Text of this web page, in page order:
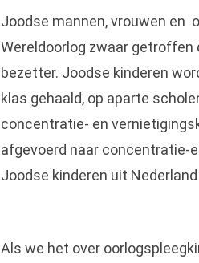
Joodse mannen, vrouwen en
Wereldoorlog zwaar getroffen
bezetter. Joodse kinderen
klas gehaald, op aparte
concentratie- en
afgevoerd naar concentratie-
Joodse kinderen uit
Als we het over